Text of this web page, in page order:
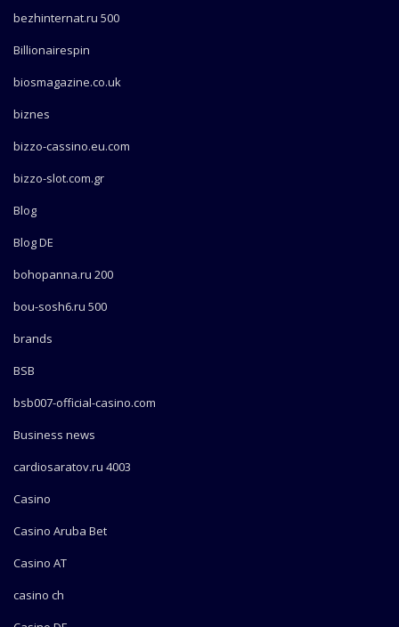
bezhinternat.ru 500
Billionairespin
biosmagazine.co.uk
biznes
bizzo-cassino.eu.com
bizzo-slot.com.gr
Blog
Blog DE
bohopanna.ru 200
bou-sosh6.ru 500
brands
BSB
bsb007-official-casino.com
Business news
cardiosaratov.ru 4003
Casino
Casino Aruba Bet
Casino AT
casino ch